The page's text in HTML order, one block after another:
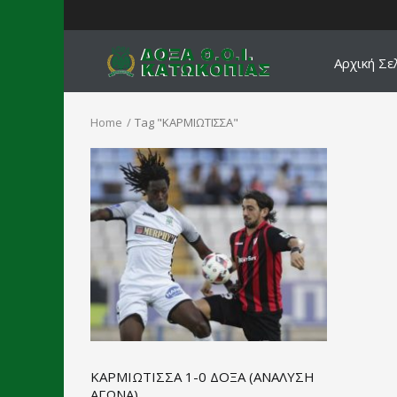
Αρχική
Home Tag "ΚΑΡΜΙΩΤΙΣΣΑ"
ΚΑΡΜΙΩΤΙΣΣΑ 1-0 ΔΟΞΑ (ΑΝΑΛΥΣΗ